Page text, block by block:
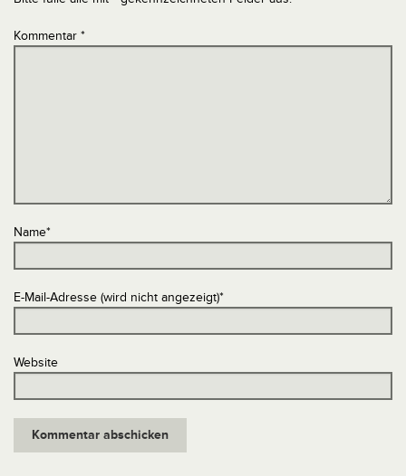
Kommentar *
Name*
E-Mail-Adresse (wird nicht angezeigt)*
Website